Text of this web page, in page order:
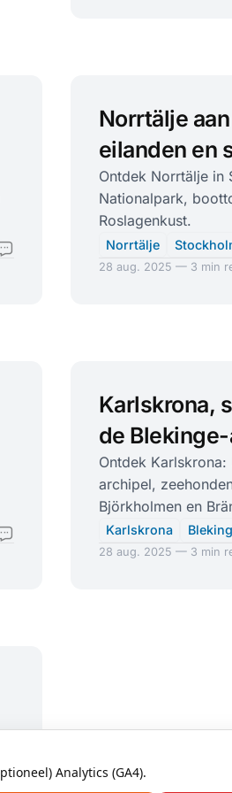
Norrtälje
eilanden en
Ontdek Norrtälje in
Nationalpark,
Roslagenkust.
Norrtälje
28 aug. 2025 — 3 min
Karlskrona,
de
Ontdek
archipel,
Björkholmen en
Karlskrona
28 aug. 2025 — 3 min
Analytics (GA4).